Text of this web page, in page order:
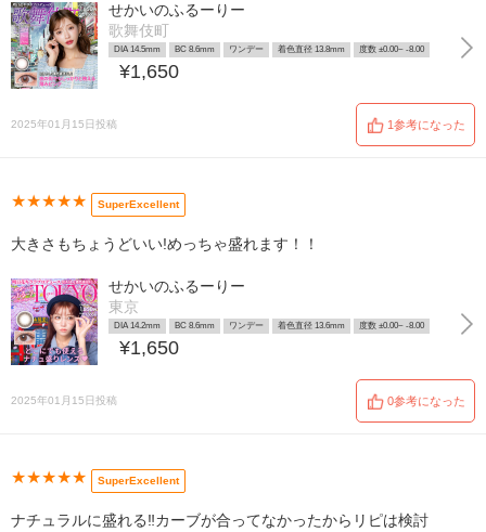
せかいのふるーりー
歌舞伎町
DIA 14.5mm BC 8.6mm ワンデー 着色直径 13.8mm 度数 ±0.00~ -8.00
¥1,650
2025年01月15日投稿 1参考になった
★★★★★ SuperExcellent
大きさもちょうどいい!めっちゃ盛れます！！
せかいのふるーりー
東京
DIA 14.2mm BC 8.6mm ワンデー 着色直径 13.6mm 度数 ±0.00~ -8.00
¥1,650
2025年01月15日投稿 0参考になった
★★★★★ SuperExcellent
ナチュラルに盛れる‼️カーブが合ってなかったからリピは検討